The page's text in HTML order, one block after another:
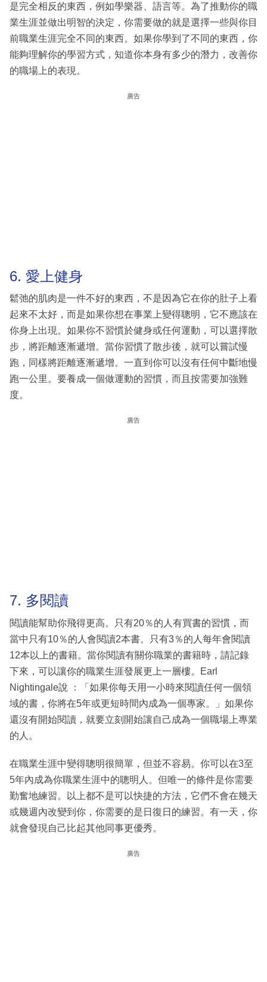
是完全相反的東西，例如學樂器、語言等。為了推動你的職
業生涯並做出明智的決定，你需要做的就是選擇一些與你目
前職業生涯完全不同的東西。如果你學到了不同的東西，你
能夠理解你的學習方式，知道你本身有多少的潛力，改善你
的職場上的表現。
廣告
6. 愛上健身
鬆弛的肌肉是一件不好的東西，不是因為它在你的肚子上看
起來不太好，而是如果你想在事業上變得聰明，它不應該在
你身上出現。如果你不習慣於健身或任何運動，可以選擇散
步，將距離逐漸遞增。當你習慣了散步後，就可以嘗試慢
跑，同樣將距離逐漸遞增。一直到你可以沒有任何中斷地慢
跑一公里。要養成一個做運動的習慣，而且按需要加強難
度。
廣告
7. 多閱讀
閱讀能幫助你飛得更高。只有20％的人有買書的習慣，而
當中只有10％的人會閱讀2本書。只有3％的人每年會閱讀
12本以上的書籍。當你閱讀有關你職業的書籍時，請記錄
下來，可以讓你的職業生涯發展更上一層樓。Earl
Nightingale說 ：「如果你每天用一小時來閱讀任何一個領
域的書，你將在5年或更短時間內成為一個專家。」如果你
還沒有開始閱讀，就要立刻開始讓自己成為一個職場上專業
的人。
在職業生涯中變得聰明很簡單，但並不容易。你可以在3至
5年內成為你職業生涯中的聰明人。但唯一的條件是你需要
勤奮地練習。以上都不是可以快捷的方法，它們不會在幾天
或幾週內改變到你，你需要的是日復日的練習。有一天，你
就會發現自己比起其他同事更優秀。
廣告